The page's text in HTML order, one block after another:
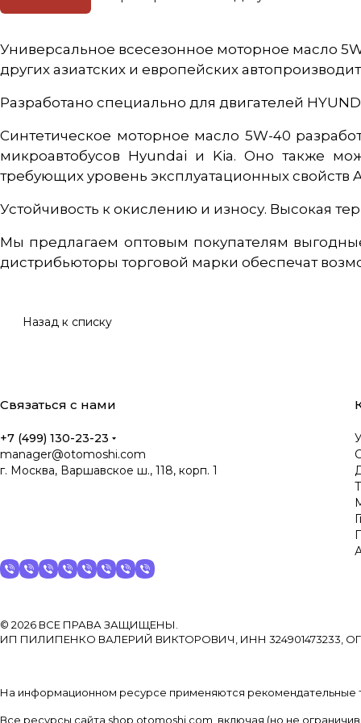
Универсальное всесезонное моторное масло
других азиатских и европейских
Разработано специально для двигателей
Синтетическое моторное масло 5W-40
микроавтобусов Hyundai и Kia. Оно также
требующих уровень эксплуатационных свойств
Устойчивость к окислению и износу. Высокая
Мы предлагаем оптовым покупателям
дистрибьюторы торговой марки обеспечат
Назад к списку
Связаться с нами
+7 (499) 130-23-23
manager@otomoshi.com
г. Москва, Варшавское ш., 118, корп. 1
© 2026 ВСЕ ПРАВА ЗАЩИЩЕНЫ.
ИП ПИЛИПЕНКО ВАЛЕРИЙ ВИКТОРОВИЧ, ИНН 324901473233,
На информационном ресурсе применяются рекомендательные
Все ресурсы сайта shop.otomoshi.com, включая (но не